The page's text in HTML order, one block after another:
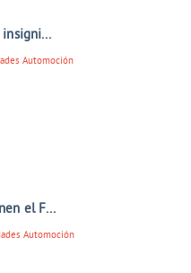
insigni...
Automoción
el F...
Automoción